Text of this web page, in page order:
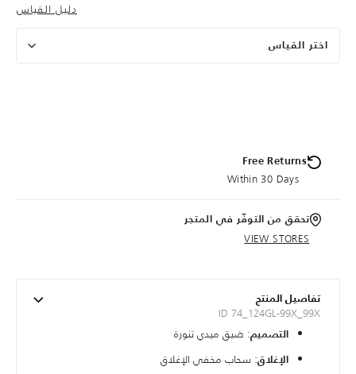
دليل القياس
اختر القياس
Free Returns
Within 30 Days
تحقق من التوفّر في المتجر
VIEW STORES
تفاصيل المنتج
ID 74_124GL-99X_99X
التصميم: ضيق ميدي تنورة
الإغلاق: سحاب مخفي الإغلاق